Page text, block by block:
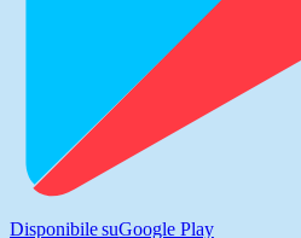
Disponibile suGoogle Play